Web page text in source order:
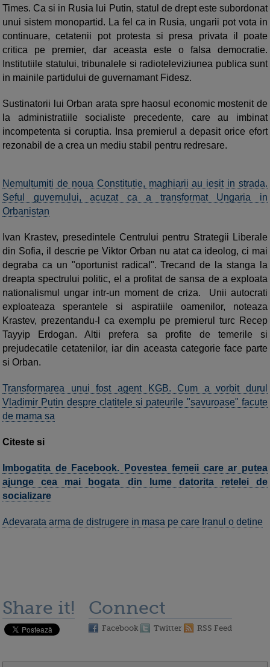
Times. Ca si in Rusia lui Putin, statul de drept este subordonat
unui sistem monopartid. La fel ca in Rusia, ungarii pot vota in
continuare, cetatenii pot protesta si presa privata il poate
critica pe premier, dar aceasta este o falsa democratie.
Institutiile statului, tribunalele si radioteleviziunea publica sunt
in mainile partidului de guvernamant Fidesz.
Sustinatorii lui Orban arata spre haosul economic mostenit de
la administratiile socialiste precedente, care au imbinat
incompetenta si coruptia. Insa premierul a depasit orice efort
rezonabil de a crea un mediu stabil pentru redresare.
Nemultumiti de noua Constitutie, maghiarii au iesit in strada.
Seful guvernului, acuzat ca a transformat Ungaria in
Orbanistan
Ivan Krastev, presedintele Centrului pentru Strategii Liberale
din Sofia, il descrie pe Viktor Orban nu atat ca ideolog, ci mai
degraba ca un "oportunist radical". Trecand de la stanga la
dreapta spectrului politic, el a profitat de sansa de a exploata
nationalismul ungar intr-un moment de criza. Unii autocrati
exploateaza sperantele si aspiratiile oamenilor, noteaza
Krastev, prezentandu-l ca exemplu pe premierul turc Recep
Tayyip Erdogan. Altii prefera sa profite de temerile si
prejudecatile cetatenilor, iar din aceasta categorie face parte
si Orban.
Transformarea unui fost agent KGB. Cum a vorbit durul
Vladimir Putin despre clatitele si pateurile "savuroase" facute
de mama sa
Citeste si
Imbogatita de Facebook. Povestea femeii care ar putea
ajunge cea mai bogata din lume datorita retelei de
socializare
Adevarata arma de distrugere in masa pe care Iranul o detine
Share it! Connect
Facebook Twitter RSS Feed